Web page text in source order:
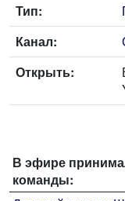
Тип:
Канал:
Открыть:
В эфире
команды: